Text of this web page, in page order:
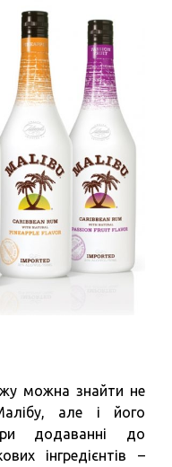
можна знайти не
але і його
додаванні до
інгредієнтів –